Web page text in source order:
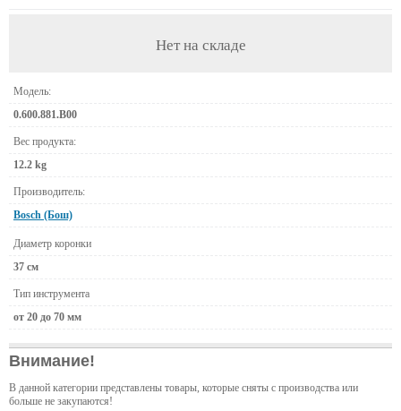
Нет на складе
Модель:
0.600.881.B00
Вес продукта:
12.2 kg
Производитель:
Bosch (Бош)
Диаметр коронки
37 см
Тип инструмента
от 20 до 70 мм
Внимание!
В данной категории представлены товары, которые сняты с производства или
больше не закупаются!